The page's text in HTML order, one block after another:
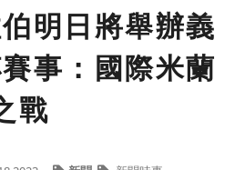
明日將舉辦義
事：國際米蘭
戰